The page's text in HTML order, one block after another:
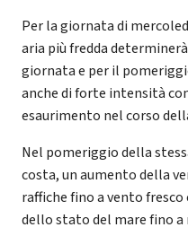
Per la giornata di
aria più fredda
giornata e per il
anche di forte intensità
esaurimento nel corso
Nel pomeriggio della
costa, un aumento della
raffiche fino a vento
dello stato del mare fino a